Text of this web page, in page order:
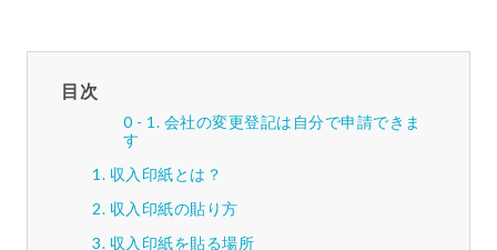
目次
会社の変更登記は自分で申請できま
す
収入印紙とは？
収入印紙の貼り方
収入印紙を貼る場所